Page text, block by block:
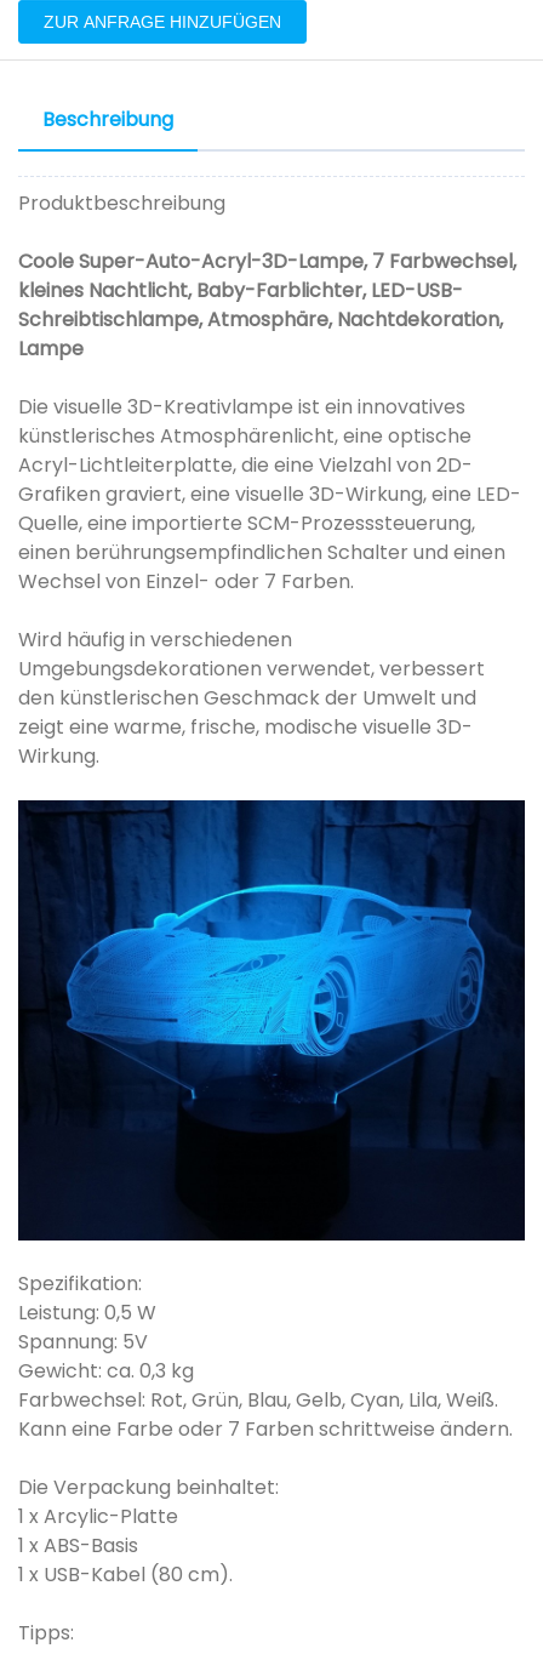
ZUR ANFRAGE HINZUFÜGEN
Beschreibung
Produktbeschreibung
Coole Super-Auto-Acryl-3D-Lampe, 7 Farbwechsel,
kleines Nachtlicht, Baby-Farblichter, LED-USB-
Schreibtischlampe, Atmosphäre, Nachtdekoration,
Lampe
Die visuelle 3D-Kreativlampe ist ein innovatives
künstlerisches Atmosphärenlicht, eine optische
Acryl-Lichtleiterplatte, die eine Vielzahl von 2D-
Grafiken graviert, eine visuelle 3D-Wirkung, eine LED-
Quelle, eine importierte SCM-Prozesssteuerung,
einen berührungsempfindlichen Schalter und einen
Wechsel von Einzel- oder 7 Farben.
Wird häufig in verschiedenen
Umgebungsdekorationen verwendet, verbessert
den künstlerischen Geschmack der Umwelt und
zeigt eine warme, frische, modische visuelle 3D-
Wirkung.
Spezifikation:
Leistung: 0,5 W
Spannung: 5V
Gewicht: ca. 0,3 kg
Farbwechsel: Rot, Grün, Blau, Gelb, Cyan, Lila, Weiß.
Kann eine Farbe oder 7 Farben schrittweise ändern.
Die Verpackung beinhaltet:
1 x Arcylic-Platte
1 x ABS-Basis
1 x USB-Kabel (80 cm).
Tipps: